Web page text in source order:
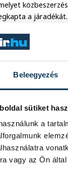
Beleegyezés
sütiket
a
vagy az Ön
a
A
5 és 15
pénzüket.
nem
aki elveszítette a
de
velem együtt
Nem elég
felül ott kell
jártak, annak
könyv van